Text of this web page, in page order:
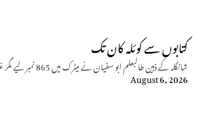
کتابوں سے کوئلہ کان تک
شانگلہ کے ذہین طالبعلم ابو سفیان نے میٹرک میں 865 نمبر لیے مگر غربت نے اسے کوئلہ کان میں مزدوری پر مجبور کیا جہاں وہ حادثے میں شہید ہو گیا۔
August 6, 2026